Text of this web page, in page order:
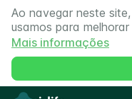
Ao navegar neste
usamos para
Mais informações